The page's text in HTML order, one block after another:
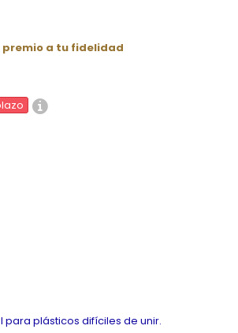
premio a tu fidelidad
plásticos difíciles de unir.